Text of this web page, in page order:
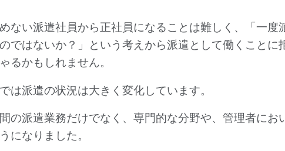
ない派遣社員から正社員になることは難しく、「一度
ではないか？」という考えから派遣として働くことに
るかもしれません。
は派遣の状況は大きく変化しています。
の派遣業務だけでなく、専門的な分野や、管理者にお
になりました。